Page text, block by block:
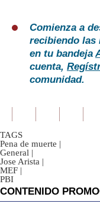
Comienza a
recibiendo las
en tu bandeja
cuenta,
comunidad.
TAGS
Pena de muerte |
General |
Jose Arista |
MEF |
PBI